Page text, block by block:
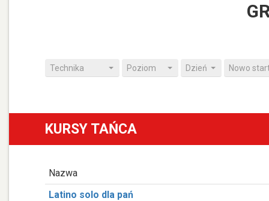
Technika Poziom Dzień Nowo
KURSY TAŃCA
Nazwa
Latino solo dla pań